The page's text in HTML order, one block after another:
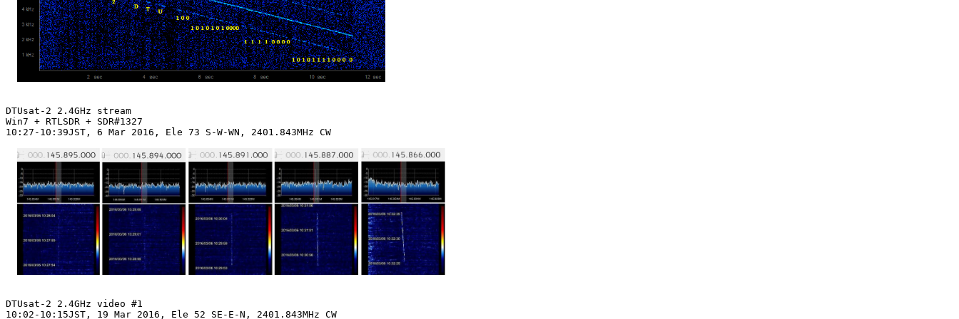
DTUsat-2 2.4GHz stream
Win7 + RTLSDR + SDR#1327
10:27-10:39JST, 6 Mar 2016, Ele 73 S-W-WN, 2401.843MHz CW
DTUsat-2 2.4GHz video #1
10:02-10:15JST, 19 Mar 2016, Ele 52 SE-E-N, 2401.843MHz CW